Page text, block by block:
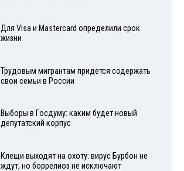
Для Visа и Mastercard определили срок
жизни
Трудовым мигрантам придется содержать
свои семьи в России
Выборы в Госдуму: каким будет новый
депутатский корпус
Клещи выходят на охоту: вирус Бурбон не
ждут, но боррелиоз не исключают